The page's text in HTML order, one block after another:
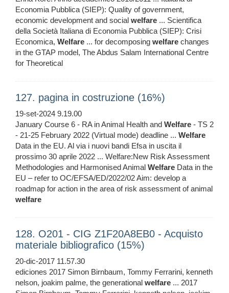
Economia Pubblica (SIEP): Quality of government,
economic development and social welfare ... Scientifica
della Società Italiana di Economia Pubblica (SIEP): Crisi
Economica, Welfare ... for decomposing welfare changes
in the GTAP model, The Abdus Salam International Centre
for Theoretical
127. pagina in costruzione (16%)
19-set-2024 9.19.00
January Course 6 - RA in Animal Health and Welfare - TS 2
- 21-25 February 2022 (Virtual mode) deadline ... Welfare
Data in the EU. Al via i nuovi bandi Efsa in uscita il
prossimo 30 aprile 2022 ... Welfare:New Risk Assessment
Methodologies and Harmonised Animal Welfare Data in the
EU – refer to OC/EFSA/ED/2022/02 Aim: develop a
roadmap for action in the area of risk assessment of animal
welfare
128. O201 - CIG Z1F20A8EB0 - Acquisto
materiale bibliografico (15%)
20-dic-2017 11.57.30
ediciones 2017 Simon Birnbaum, Tommy Ferrarini, kenneth
nelson, joakim palme, the generational welfare ... 2017